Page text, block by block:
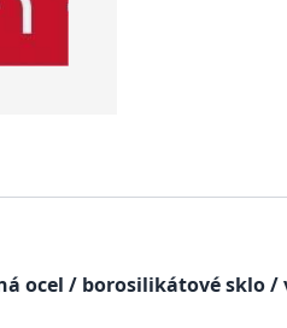
ocel / borosilikátové sklo